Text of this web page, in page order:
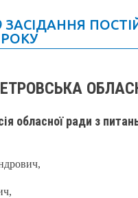
РОКУ
обласної ради з